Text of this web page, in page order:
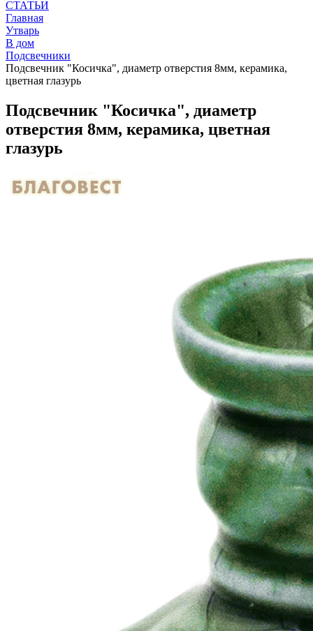
СТАТЬИ
Главная
Утварь
В дом
Подсвечники
Подсвечник "Косичка", диаметр отверстия 8мм, керамика,
цветная глазурь
Подсвечник "Косичка", диаметр
отверстия 8мм, керамика, цветная
глазурь